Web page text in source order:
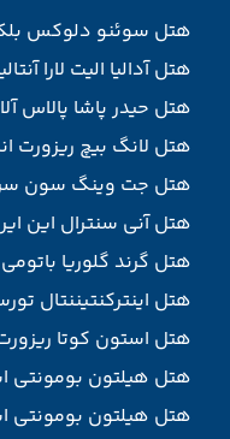
هتل سوئنو دلوکس بلک
هتل آدالیا الیت لارا
هتل حیدر پاشا پالاس
هتل لانگ بیچ ریزورت اند
هتل جت وینگ سون
هتل آنی سنترال این
هتل گرند گلوریا
هتل اینترکنتیننتال
هتل استون کوتا
هتل هیلتون بومونتی
هتل هیلتون بومونتی